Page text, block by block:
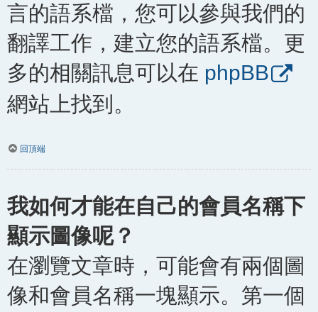
言的語系檔，您可以參與我們的
翻譯工作，建立您的語系檔。更
多的相關訊息可以在 phpBB
網站上找到。
回頂端
我如何才能在自己的會員名稱下
顯示圖像呢？
在瀏覽文章時，可能會有兩個圖
像和會員名稱一塊顯示。第一個